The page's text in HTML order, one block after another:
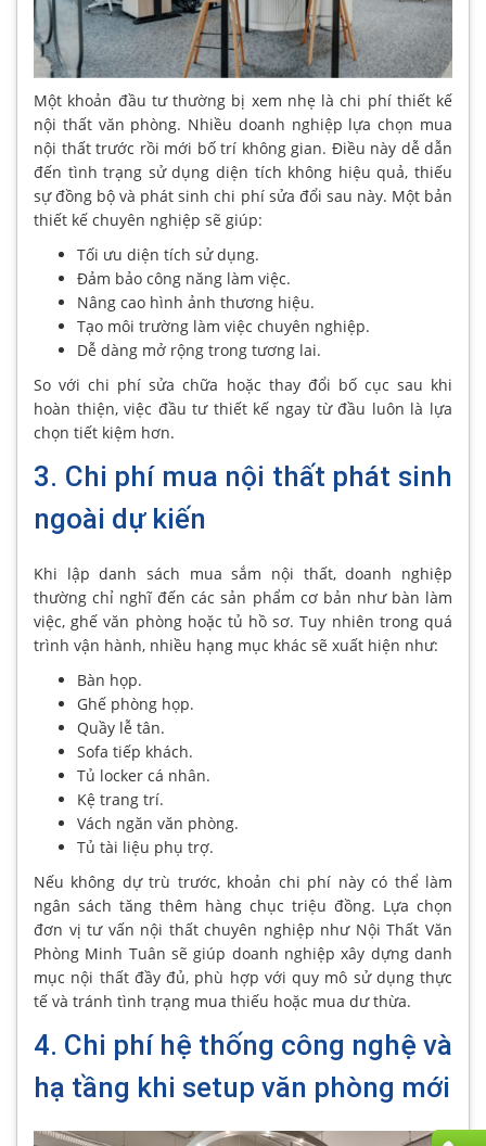
Một khoản đầu tư thường bị xem nhẹ là chi phí thiết kế
nội thất văn phòng. Nhiều doanh nghiệp lựa chọn mua
nội thất trước rồi mới bố trí không gian. Điều này dễ dẫn
đến tình trạng sử dụng diện tích không hiệu quả, thiếu
sự đồng bộ và phát sinh chi phí sửa đổi sau này. Một bản
thiết kế chuyên nghiệp sẽ giúp:
Tối ưu diện tích sử dụng.
Đảm bảo công năng làm việc.
Nâng cao hình ảnh thương hiệu.
Tạo môi trường làm việc chuyên nghiệp.
Dễ dàng mở rộng trong tương lai.
So với chi phí sửa chữa hoặc thay đổi bố cục sau khi
hoàn thiện, việc đầu tư thiết kế ngay từ đầu luôn là lựa
chọn tiết kiệm hơn.
3. Chi phí mua nội thất phát sinh
ngoài dự kiến
Khi lập danh sách mua sắm nội thất, doanh nghiệp
thường chỉ nghĩ đến các sản phẩm cơ bản như bàn làm
việc, ghế văn phòng hoặc tủ hồ sơ. Tuy nhiên trong quá
trình vận hành, nhiều hạng mục khác sẽ xuất hiện như:
Bàn họp.
Ghế phòng họp.
Quầy lễ tân.
Sofa tiếp khách.
Tủ locker cá nhân.
Kệ trang trí.
Vách ngăn văn phòng.
Tủ tài liệu phụ trợ.
Nếu không dự trù trước, khoản chi phí này có thể làm
ngân sách tăng thêm hàng chục triệu đồng. Lựa chọn
đơn vị tư vấn nội thất chuyên nghiệp như Nội Thất Văn
Phòng Minh Tuân sẽ giúp doanh nghiệp xây dựng danh
mục nội thất đầy đủ, phù hợp với quy mô sử dụng thực
tế và tránh tình trạng mua thiếu hoặc mua dư thừa.
4. Chi phí hệ thống công nghệ và
hạ tầng khi setup văn phòng mới